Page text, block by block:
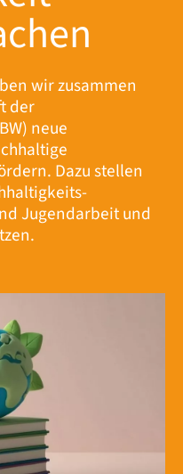
wir zusammen
der
neue
Dazu stellen
Jugendarbeit und